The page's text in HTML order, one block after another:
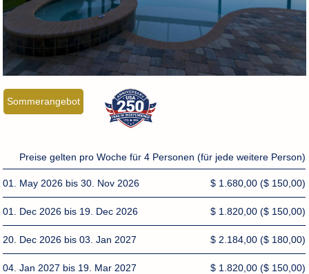
Sommerangebot
Preise gelten pro Woche für 4 Personen (für jede weitere Person)
01. May 2026 bis 30. Nov 2026 $ 1.680,00($ 150,00)
01. Dec 2026 bis 19. Dec 2026 $ 1.820,00($ 150,00)
20. Dec 2026 bis 03. Jan 2027 $ 2.184,00($ 180,00)
04. Jan 2027 bis 19. Mar 2027 $ 1.820,00($ 150,00)